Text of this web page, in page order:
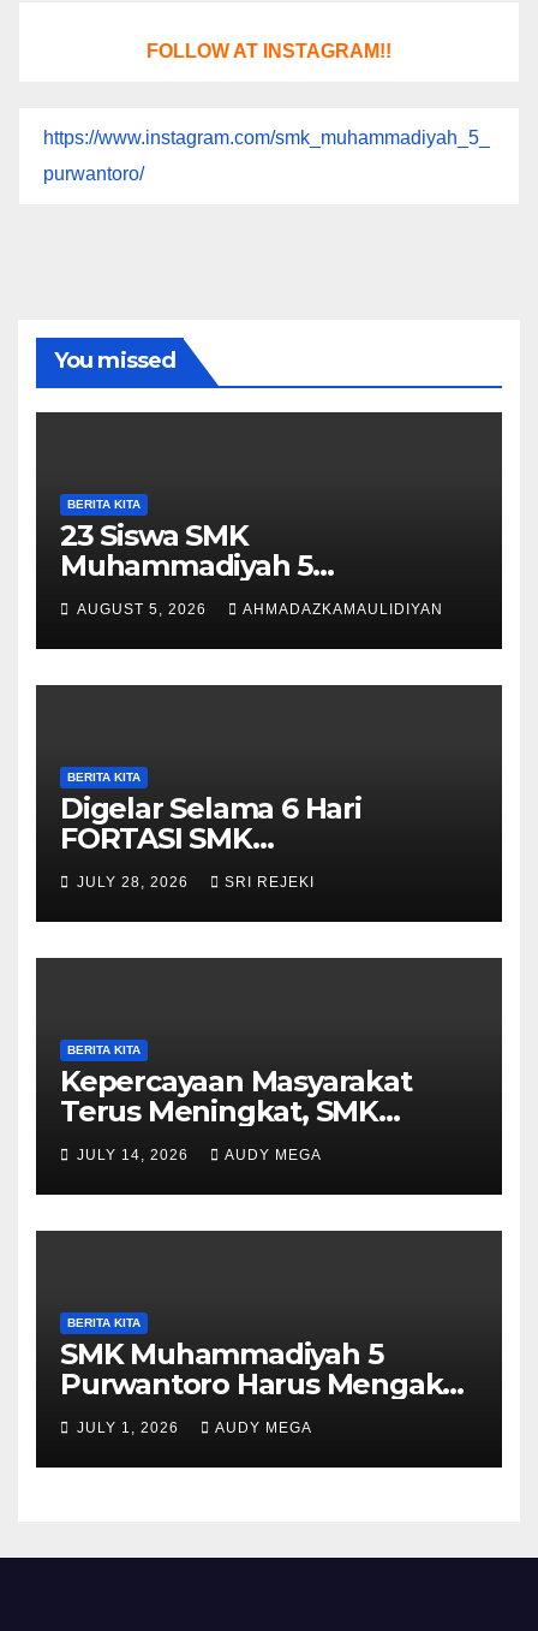
FOLLOW AT INSTAGRAM!!
https://www.instagram.com/smk_muhammadiyah_5_
purwantoro/
You missed
BERITA KITA
23 Siswa SMK
Muhammadiyah 5
Purwantoro Terpilih Menjadi
Pengibar Bendera HUT ke-81
RI Tingkat Kecamatan
Purwantoro
AUGUST 5, 2026 AHMADAZKAMAULIDIYAN
BERITA KITA
Digelar Selama 6 Hari
FORTASI SMK
Muhammadiyah 5
Purwantoro Berjalan Lancar,
Meriah, dan Penuh
Semangat
JULY 28, 2026 SRI REJEKI
BERITA KITA
Kepercayaan Masyarakat
Terus Meningkat, SMK
Muhammadiyah 5
Purwantoro Sambut 376
Peserta Didik Baru
JULY 14, 2026 AUDY MEGA
BERITA KITA
SMK Muhammadiyah 5
Purwantoro Harus Mengakui
Keunggulan Galasiswa
Slogohimo di Ajang Sinergi
Jetak (Sinje) Minisoccer 2
JULY 1, 2026 AUDY MEGA